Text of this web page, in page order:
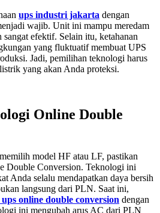
ups industri jakarta dengan
wajib. Unit ini mampu meredam
efektif. Selain itu, ketahanan
yang fluktuatif membuat UPS
Jadi, pemilihan teknologi harus
yang akan Anda proteksi.
Online Double
model HF atau LF, pastikan
Double Conversion. Teknologi ini
Anda selalu mendapatkan daya bersih
langsung dari PLN. Saat ini,
online double conversion dengan
ini mengubah arus AC dari PLN